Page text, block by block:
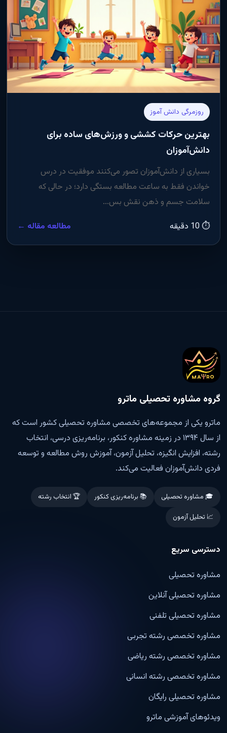
روزمرگی دانش آموز
بهترین حرکات کششی و ورزش‌های ساده برای
دانش‌آموزان
بسیاری از دانش‌آموزان تصور می‌کنند موفقیت در درس
خواندن فقط به ساعت مطالعه بستگی دارد؛ در حالی که
سلامت جسم و ذهن نقش بس...
⏱ 10 دقیقه
مطالعه مقاله ←
گروه مشاوره تحصیلی ماترو
ماترو یکی از مجموعه‌های تخصصی مشاوره تحصیلی کشور است که
از سال ۱۳۹۴ در زمینه مشاوره کنکور، برنامه‌ریزی درسی، انتخاب
رشته، افزایش انگیزه، تحلیل آزمون، آموزش روش مطالعه و توسعه
فردی دانش‌آموزان فعالیت می‌کند.
🎓 مشاوره تحصیلی 📚 برنامه‌ریزی کنکور
🏆 انتخاب رشته
📈 تحلیل آزمون
دسترسی سریع
مشاوره تحصیلی
مشاوره تحصیلی آنلاین
مشاوره تحصیلی تلفنی
مشاوره تخصصی رشته تجربی
مشاوره تخصصی رشته ریاضی
مشاوره تخصصی رشته انسانی
مشاوره تحصیلی رایگان
ویدئوهای آموزشی ماترو